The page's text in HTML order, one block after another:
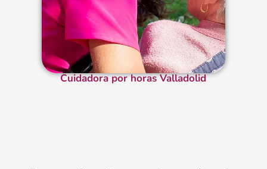
Cuidadora por horas Valladolid